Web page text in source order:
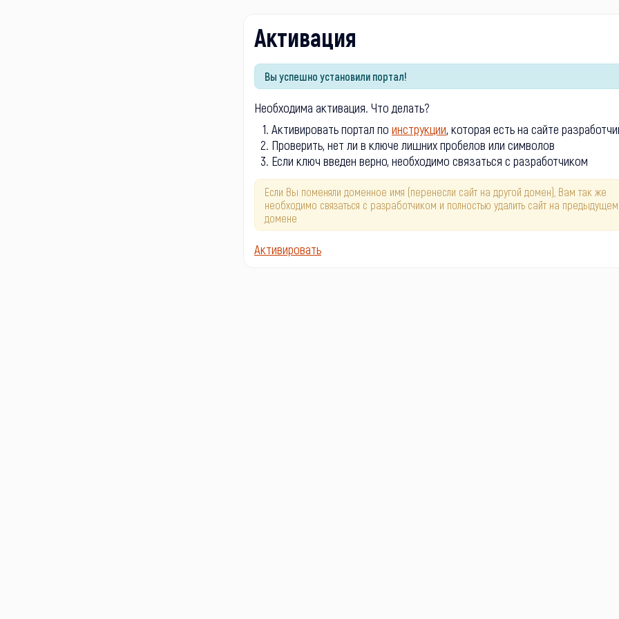
Активация
Вы успешно установили портал!
Необходима активация. Что делать?
Активировать портал по инструкции, которая есть на сайте
Проверить, нет ли в ключе лишних пробелов или символов
Если ключ введен верно, необходимо связаться с разработчиком
Если Вы поменяли доменное имя (перенесли сайт на другой домен), Вам так же
необходимо связаться с разработчиком и полностью удалить сайт на предыдущем
домене
Активировать